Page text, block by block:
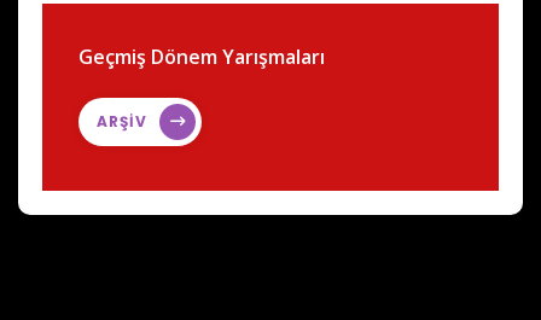
Geçmiş Dönem Yarışmaları
ARŞİV